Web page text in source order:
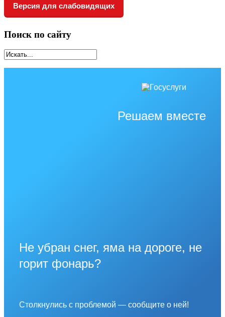
Версия для слабовидящих
Поиск по сайту
Решаем вместе
Не убран снег, яма на дороге, не
горит фонарь?
Столкнулись с проблемой — сообщите о ней!